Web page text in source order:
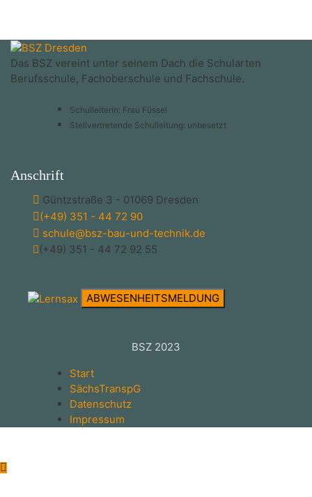
Das BSZ vereint unter seinem Dach die Schularten
Berufsschule, Fachoberschule und Fachschule.
Schulleiterin: Frau Füssel
Stellvertretende Schulleitung: unbesetzt
Anschrift
Güntzstraße 3 - 01069 Dresden
(+49) 351 - 44 72 90
schule@bsz-bau-und-technik.de
(+49) 351 - 44 72 92 55
ABWESENHEITSMELDUNG
BSZ 2023
Start
SächsTranspG
Datenschutz
Impressum